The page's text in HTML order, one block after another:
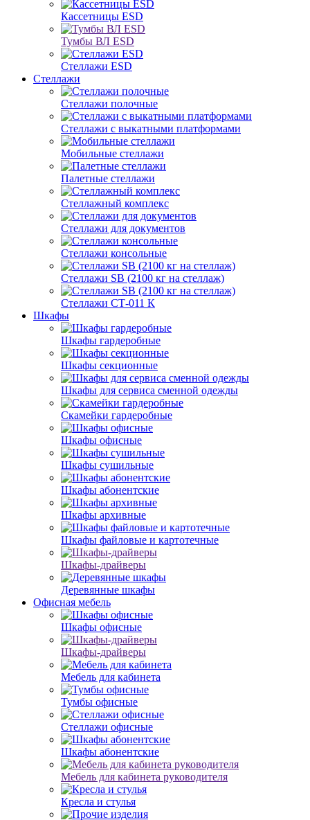
Кассетницы ESD
Тумбы ВЛ ESD
Стеллажи ESD
Стеллажи
Стеллажи полочные
Стеллажи с выкатными платформами
Мобильные стеллажи
Палетные стеллажи
Стеллажный комплекс
Стеллажи для документов
Стеллажи консольные
Стеллажи SB (2100 кг на стеллаж)
Стеллажи СТ-011 К
Шкафы
Шкафы гардеробные
Шкафы секционные
Шкафы для сервиса сменной одежды
Скамейки гардеробные
Шкафы офисные
Шкафы сушильные
Шкафы абонентские
Шкафы архивные
Шкафы файловые и картотечные
Шкафы-драйверы
Деревянные шкафы
Офисная мебель
Шкафы офисные
Шкафы-драйверы
Мебель для кабинета
Тумбы офисные
Стеллажи офисные
Шкафы абонентские
Мебель для кабинета руководителя
Кресла и стулья